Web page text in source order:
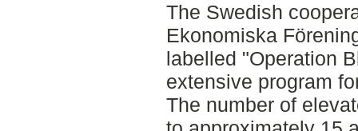
The Swedish
Ekonomiska
labelled "Operation
extensive program
The number of